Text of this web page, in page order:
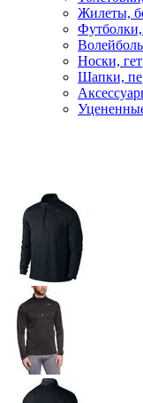
Жилеты,
Носки,
Шапки,